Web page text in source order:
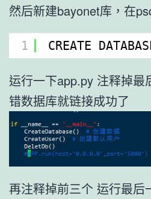
然后新建bayonet库，在
1 CREATE
运行一下app.py 注释掉最
错数据库就链接成功了
再注释掉前三个 运行最后